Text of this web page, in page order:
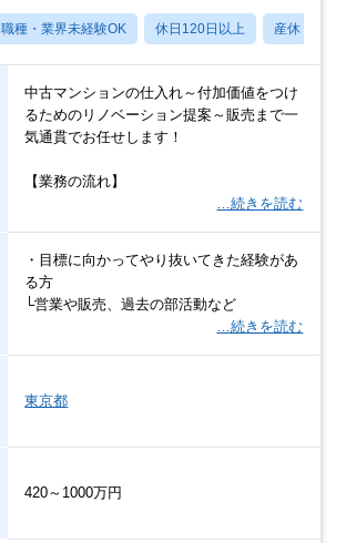
職種・業界未経験OK 休日120日以上 産休・育休
中古マンションの仕入れ～付加価値をつけ
るためのリノベーション提案～販売まで一
気通貫でお任せします！
【業務の流れ】
…続きを読む
・目標に向かってやり抜いてきた経験があ
る方
└営業や販売、過去の部活動など
…続きを読む
東京都
420～1000万円